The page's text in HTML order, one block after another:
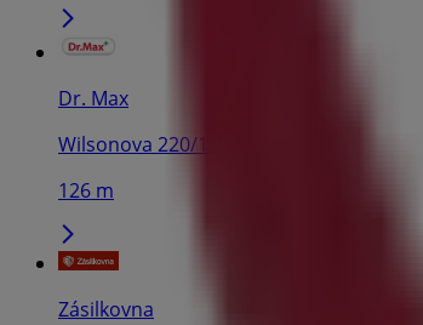
Dr. Max
Wilsonova 220/1, Přerov
126 m
Zásilkovna